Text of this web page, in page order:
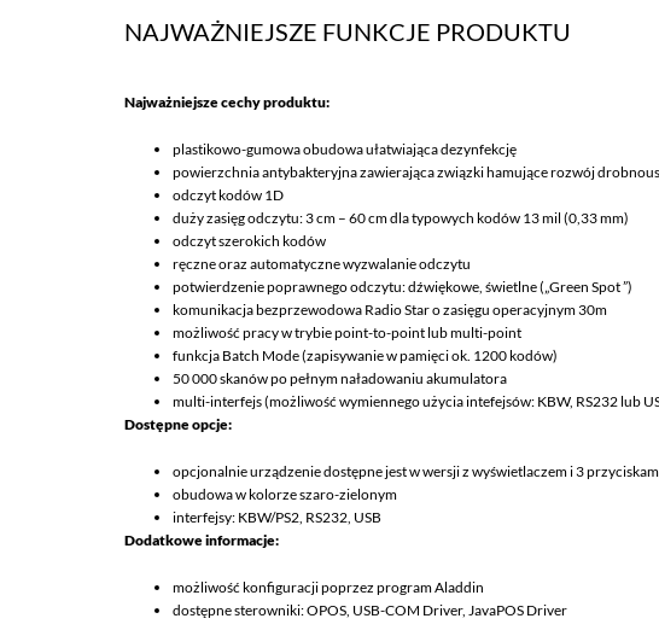
NAJWAŻNIEJSZE FUNKCJE PRODUKTU
Najważniejsze cechy produktu:
plastikowo-gumowa obudowa ułatwiająca dezynfekcję
powierzchnia antybakteryjna zawierająca związki hamujące rozwój
odczyt kodów 1D
duży zasięg odczytu: 3 cm – 60 cm dla typowych kodów 13 mil (0,33 mm)
odczyt szerokich kodów
ręczne oraz automatyczne wyzwalanie odczytu
potwierdzenie poprawnego odczytu: dźwiękowe, świetlne („Green Spot ”)
komunikacja bezprzewodowa Radio Star o zasięgu operacyjnym 30m
możliwość pracy w trybie point-to-point lub multi-point
funkcja Batch Mode (zapisywanie w pamięci ok. 1200 kodów)
50 000 skanów po pełnym naładowaniu akumulatora
multi-interfejs (możliwość wymiennego użycia intefejsów: KBW, RS232 lub
Dostępne opcje:
opcjonalnie urządzenie dostępne jest w wersji z wyświetlaczem i 3
obudowa w kolorze szaro-zielonym
interfejsy: KBW/PS2, RS232, USB
Dodatkowe informacje:
możliwość konfiguracji poprzez program Aladdin
dostępne sterowniki: OPOS, USB-COM Driver, JavaPOS Driver